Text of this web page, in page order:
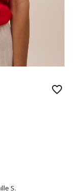
S.
favorite_border